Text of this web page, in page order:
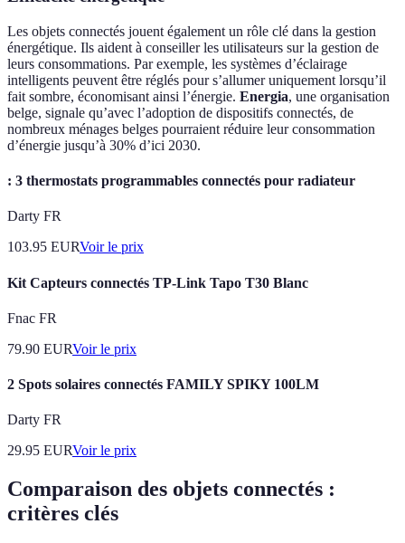
Les objets connectés jouent également un rôle clé dans la gestion
énergétique. Ils aident à conseiller les utilisateurs sur la gestion de
leurs consommations. Par exemple, les systèmes d’éclairage
intelligents peuvent être réglés pour s’allumer uniquement lorsqu’il
fait sombre, économisant ainsi l’énergie. Energia, une organisation
belge, signale qu’avec l’adoption de dispositifs connectés, de
nombreux ménages belges pourraient réduire leur consommation
d’énergie jusqu’à 30% d’ici 2030.
: 3 thermostats programmables connectés pour radiateur
Darty FR
103.95 EURVoir le prix
Kit Capteurs connectés TP-Link Tapo T30 Blanc
Fnac FR
79.90 EURVoir le prix
2 Spots solaires connectés FAMILY SPIKY 100LM
Darty FR
29.95 EURVoir le prix
Comparaison des objets connectés :
critères clés